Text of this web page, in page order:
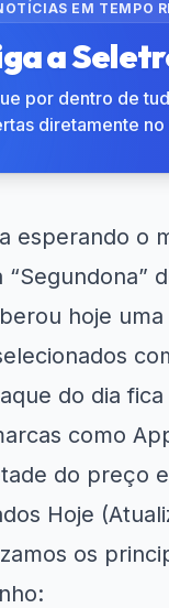
EM TEMPO
a
por dentro de
diretamente
esperando o
hoje
do dia
como
do preço
Hoje
os
AliExpress
OFF no Magazine